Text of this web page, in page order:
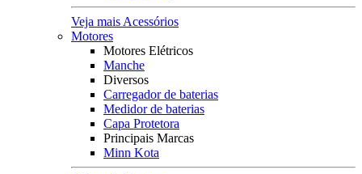
Veja mais Acessórios
Motores
Motores Elétricos
Manche
Diversos
Carregador de baterias
Medidor de baterias
Capa Protetora
Principais Marcas
Minn Kota